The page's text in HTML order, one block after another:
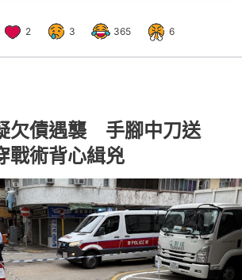
2 3 365 6
欠債遇襲 手腳中刀送
術背心緝兇